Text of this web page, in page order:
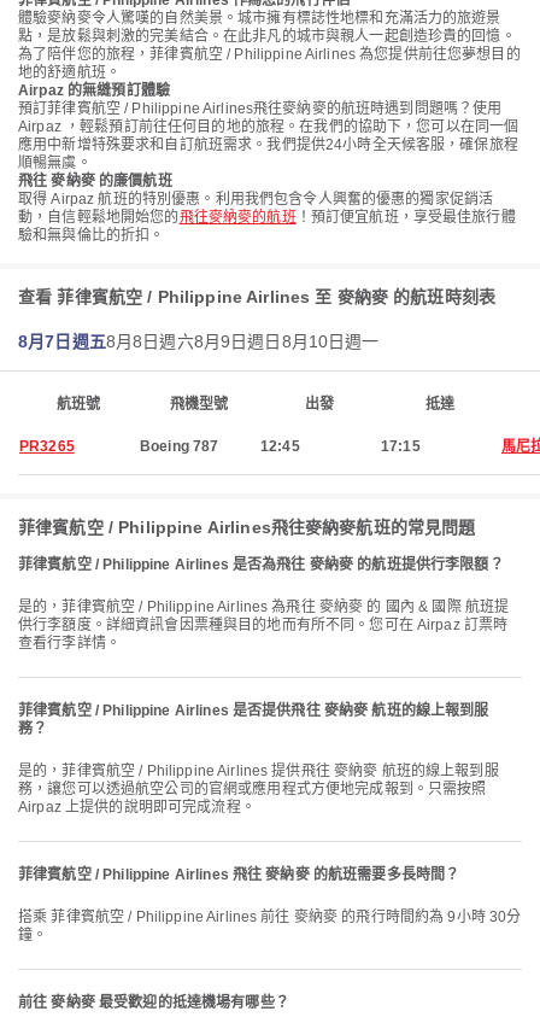
體驗麥納麥令人驚嘆的自然美景。城市擁有標誌性地標和充滿活力的旅遊景
點，是放鬆與刺激的完美結合。在此非凡的城市與親人一起創造珍貴的回憶。
為了陪伴您的旅程，菲律賓航空 / Philippine Airlines 為您提供前往您夢想目的
地的舒適航班。
Airpaz 的無縫預訂體驗
預訂菲律賓航空 / Philippine Airlines飛往麥納麥的航班時遇到問題嗎？使用
Airpaz ，輕鬆預訂前往任何目的地的旅程。在我們的協助下，您可以在同一個
應用中新增特殊要求和自訂航班需求。我們提供24小時全天候客服，確保旅程
順暢無虞。
飛往 麥納麥 的廉價航班
取得 Airpaz 航班的特別優惠。利用我們包含令人興奮的優惠的獨家促銷活
動，自信輕鬆地開始您的飛往麥納麥的航班 ！預訂便宜航班，享受最佳旅行體
驗和無與倫比的折扣。
查看 菲律賓航空 / Philippine Airlines 至 麥納麥 的航班時刻表
8月7日週五8月8日週六8月9日週日 8月10日週一
航班號 飛機型號 出發 抵達
PR3265 Boeing 787 12:45 17:15 馬尼
菲律賓航空 / Philippine Airlines飛往麥納麥航班的常見問題
菲律賓航空 / Philippine Airlines 是否為飛往 麥納麥 的航班提供行李限額？
是的，菲律賓航空 / Philippine Airlines 為飛往 麥納麥 的 國內 & 國際 航班提
供行李額度。詳細資訊會因票種與目的地而有所不同。您可在 Airpaz 訂票時
查看行李詳情。
菲律賓航空 / Philippine Airlines 是否提供飛往 麥納麥 航班的線上報到服
務？
是的，菲律賓航空 / Philippine Airlines 提供飛往 麥納麥 航班的線上報到服
務，讓您可以透過航空公司的官網或應用程式方便地完成報到。只需按照
Airpaz 上提供的說明即可完成流程。
菲律賓航空 / Philippine Airlines 飛往 麥納麥 的航班需要多長時間？
搭乘 菲律賓航空 / Philippine Airlines 前往 麥納麥 的飛行時間約為 9小時 30分
鐘。
前往 麥納麥 最受歡迎的抵達機場有哪些？